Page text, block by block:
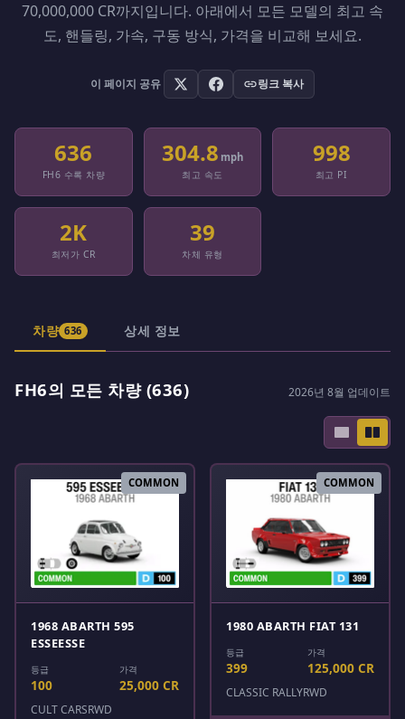
70,000,000 CR까지입니다. 아래에서 모든 모델의 최고 속
도, 핸들링, 가속, 구동 방식, 가격을 비교해 보세요.
이 페이지 공유 링크 복사
636
FH6 수록 차량
304.8 mph
최고 속도
998
최고 PI
2K
최저가 CR
39
차체 유형
차량 636 상세 정보
FH6의 모든 차량 (636) 2026년 8월 업데이트
COMMON
1968 ABARTH 595
ESSEESSE
등급
100
가격
25,000 CR
CULT CARSRWD
COMMON
1980 ABARTH FIAT 131
등급
399
가격
125,000 CR
CLASSIC RALLYRWD